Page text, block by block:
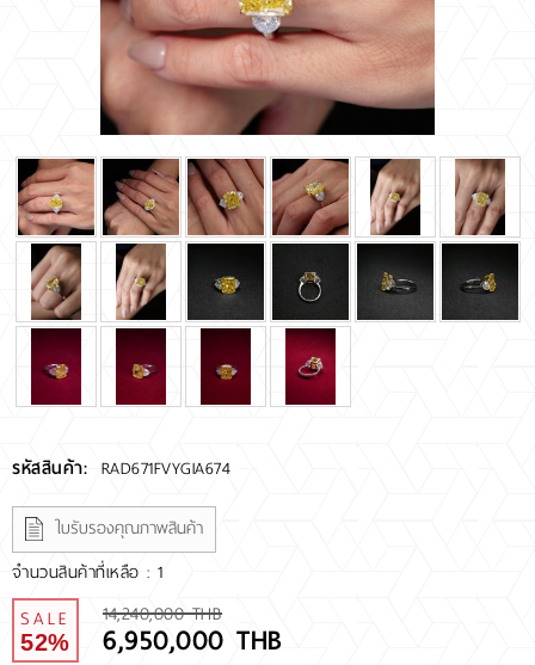
สั่งเพชร GIA นำเข้า
RARE DIAMOND
ติดต่อเรา
เกี่ยวกับเรา
รีวิวลูกค้า
รหัสสินค้า: RAD671FVYGIA674
ใบรับรองคุณภาพสินค้า
จำนวนสินค้าที่เหลือ : 1
SALE
52%
14,240,000 THB
6,950,000 THB